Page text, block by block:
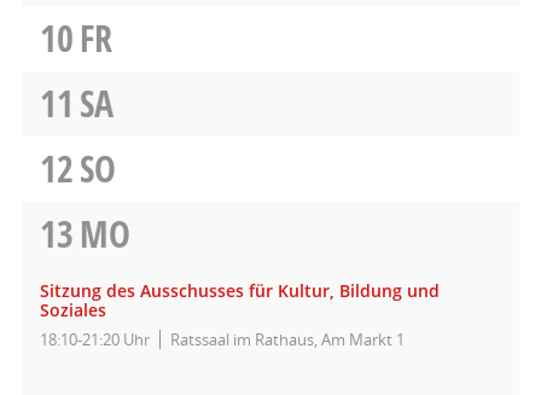
10FR
11 SA
12SO
13MO
Sitzung des Ausschusses für Kultur, Bildung und
Soziales
18:10-21:20 Uhr Ratssaal im Rathaus, Am Markt 1